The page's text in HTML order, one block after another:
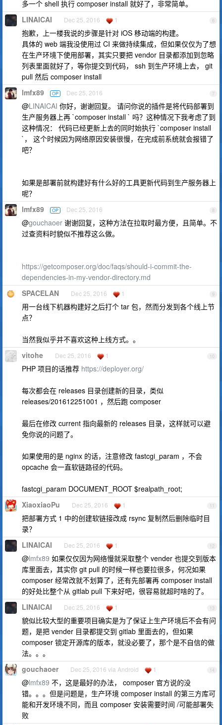
多一个 shell 执行 composer install 就好了，非常简单。
6
LINAICAI Dec 25, 2016 1
抱歉，上一楼我说的步骤是针对 iOS 移动端的构建。
具体的 web 端我没使用过 CI 来做持续集成，但如果仅仅为了想
在生产环境下使用部署，其实只要把 vendor 目录都添加到忽略
列表里面就好了，等你提交到代码， ssh 到生产环境上去， git
pull 然后 composer install
7
lmfx89 OP Dec 25, 2016
@LINAICAI 你好，谢谢回复。 请问你说的插件是将代码部署到
生产服务器上再 `composer install ` 吗？这种情况下我考虑了到
这种情况： 代码已经更新上去的同时始执行 `composer install
`， 这个时候因为网络原因安装很慢，在完成前系统就会报错了
吧？
如果是部署前就构建好有什么好的工具更新代码到生产服务器上
呢？
8
lmfx89 OP Dec 25, 2016
@gouchaoer 谢谢回复，这种方法在拉取时最方便，且简单。不
过查资料时貌似不推荐这么做。
https://getcomposer.org/doc/faqs/should-i-commit-the-
dependencies-in-my-vendor-directory.md
9
SPACELAN Dec 25, 2016 1
用一台线下机器构建好之后打个 tar 包，然而分发到各个线上节
点？
当然我似乎并不喜欢这种上线方式。。
10
vitohe Dec 25, 2016 1
PHP 项目的话推荐 https://deployer.org/
每次都会在 releases 目录创建新的目录，类似
releases/201612251001 ，然后跑 composer
最后在修改 current 指向最新的 releases 目录，这样就可以避
免你说的问题了。
如果使用的是 nginx 的话，注意修改 fastcgi_param ，不会
opcache 会一直软链路径的代码。
fastcgi_param DOCUMENT_ROOT $realpath_root;
11
XiaoxiaoPu Dec 25, 2016 1
把部署方式 1 中的创建软链接改成 rsync 复制然后删除临时目
录？
12
LINAICAI Dec 25, 2016 1
@lmfx89 如果仅仅因为网络慢就采取整个 vender 也提交到版本
库里面去，其实你 git pull 的时候一样也要拉很多，何况如果
composer 经常改就不划算了，还有先部署再 composer install
的好处比整个从 gitlab pull 下来好吧，很容易就超时啥的了。
13
LINAICAI Dec 25, 2016 1
貌似比较大型的重要项目确实是为了保证上生产环境后不会有问
题，是把 vender 目录都提交到 gitlab 里面去的，但如果
composer 锁定开源库的版本，就没必要了，那个是不自信的做
法。。。
14
gouchaoer Dec 25, 2016 via Android 1
@lmfx89 不，这是最好的办法， composer 官方说的没
错。。。但是问题是，生产环境 composer install 的第三方库可
能和开发环境不同，而且 composer 安装需要时间 /可能部署失
败